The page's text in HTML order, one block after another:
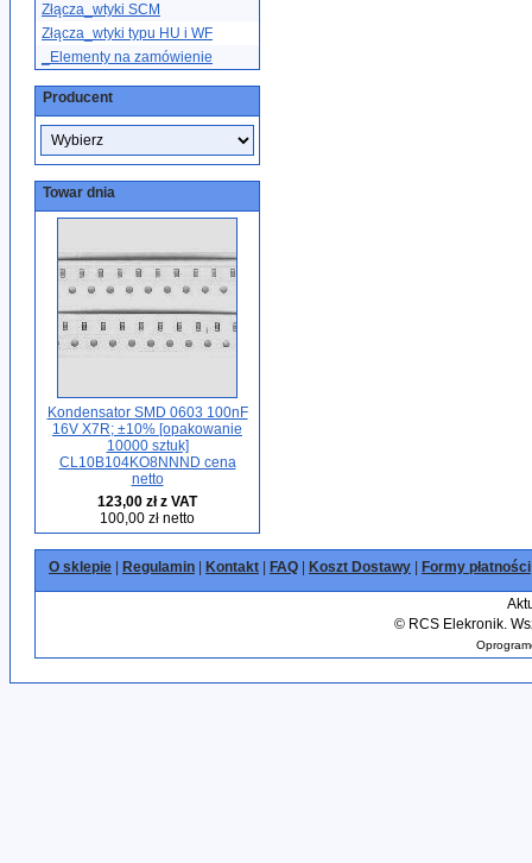
Złącza_wtyki SCM
Złącza_wtyki typu HU i WF
_Elementy na zamówienie
Producent
Towar dnia
Kondensator SMD 0603 100nF
16V X7R; ±10% [opakowanie
10000 sztuk]
CL10B104KO8NNND cena
netto
123,00 zł z VAT
100,00 zł netto
O sklepie Regulamin Kontakt FAQ Koszt Dostawy Formy płatności
©RCS Elekronik.